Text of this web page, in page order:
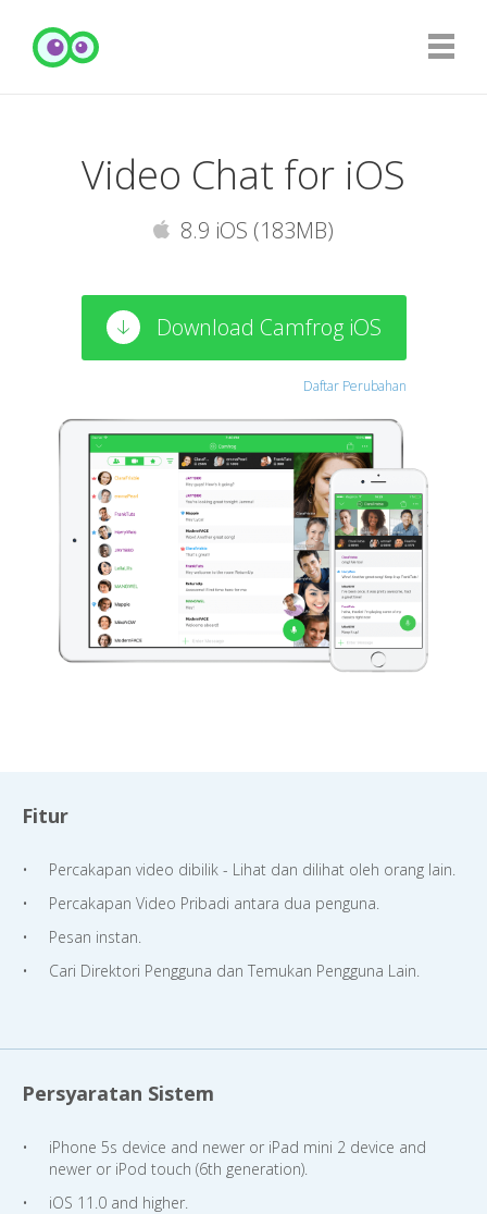
Video Chat for iOS
8.9 iOS (183MB)
Download Camfrog iOS
Daftar Perubahan
Fitur
Percakapan video dibilik - Lihat dan dilihat oleh orang lain.
Percakapan Video Pribadi antara dua penguna.
Pesan instan.
Cari Direktori Pengguna dan Temukan Pengguna Lain.
Persyaratan Sistem
iPhone 5s device and newer or iPad mini 2 device and
newer or iPod touch (6th generation).
iOS 11.0 and higher.